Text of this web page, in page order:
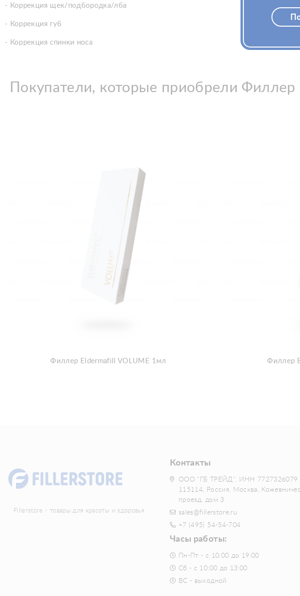
- Коррекция щек/подбородка/лба
- Коррекция губ
- Коррекция спинки носа
Покупатели, которые приобрели
Филлер Eldermafill VOLUME 1мл Филлер
Fillerstore - товары для красоты и здоровья
Контакты
ООО "ГБ ТРЕЙД", ИНН 7727326079
115114, Россия, Москва,
проезд, дом 3
sales@fillerstore.ru
+7 (495) 54-54-704
Часы работы:
Пн-Пт - с 10:00 до 19:00
Сб - с 10:00 до 13:00
ВС - выходной